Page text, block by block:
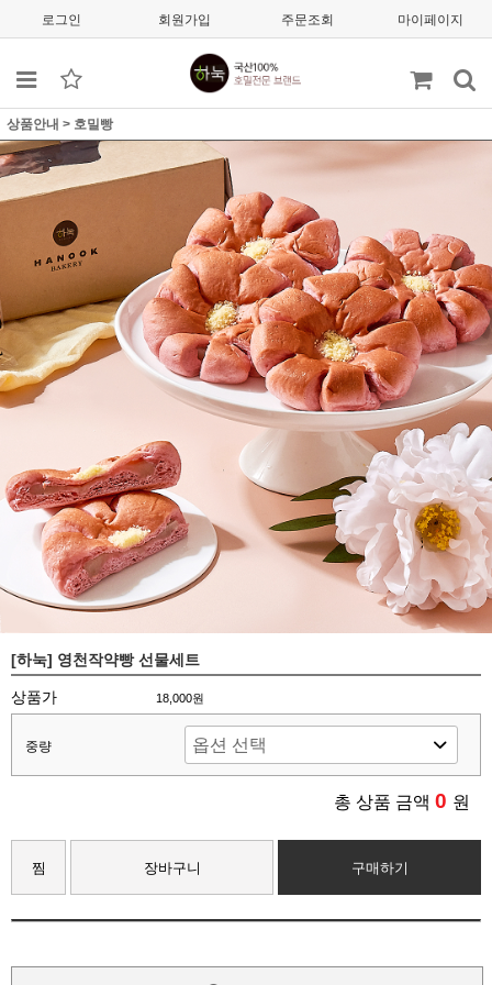
로그인 회원가입 주문조회 마이페이지
상품안내 > 호밀빵
[하눅] 영천작약빵 선물세트
상품가 18,000원
중량
총 상품 금액 0 원
찜 장바구니 구매하기